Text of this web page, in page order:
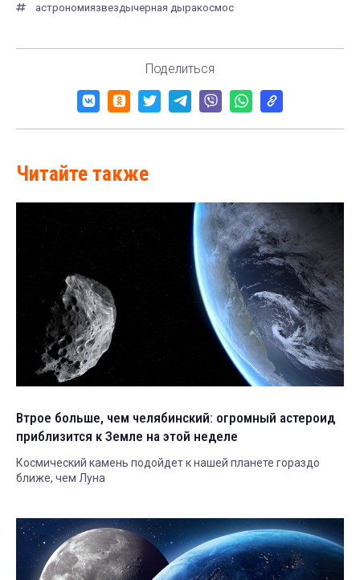
астрономиязвездычерная дыракосмос
Поделиться
Читайте также
Втрое больше, чем челябинский: огромный астероид
приблизится к Земле на этой неделе
Космический камень подойдет к нашей планете гораздо
ближе, чем Луна